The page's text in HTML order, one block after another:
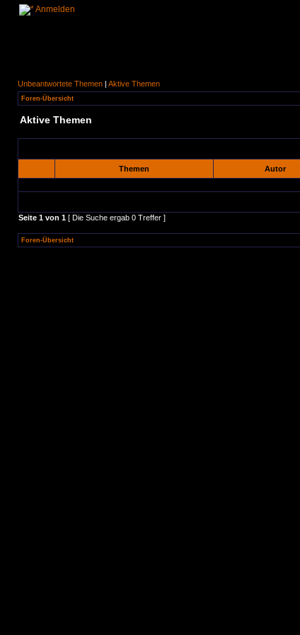
Anmelden
Unbeantwortete Themen | Aktive Themen
Foren-Übersicht
Aktive Themen
Themen Autor
Seite 1 von 1 [ Die Suche ergab 0 Treffer ]
Foren-Übersicht